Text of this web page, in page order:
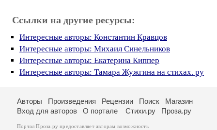
Ссылки на другие ресурсы:
Интересные авторы: Константин Кравцов
Интересные авторы: Михаил Синельников
Интересные авторы: Екатерина Киппер
Интересные авторы: Тамара Жужгина на стихах. ру
Авторы Произведения Рецензии Поиск
Магазин
Вход для авторов
О портале Стихи.ру Проза.ру
Портал Проза.ру предоставляет авторам возможность